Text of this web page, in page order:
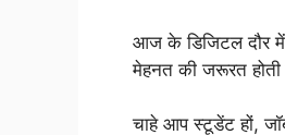
आज के डिजिटल दौर में
मेहनत की जरूरत होती
चाहे आप स्टूडेंट हों,